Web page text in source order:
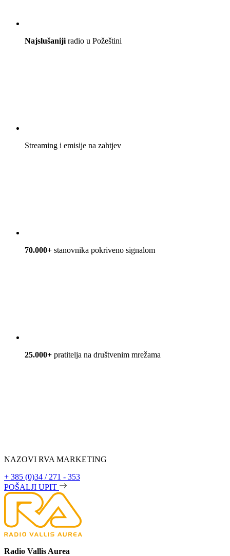
Najslušaniji radio u Požeštini
Streaming i emisije na zahtjev
70.000+ stanovnika pokriveno signalom
25.000+ pratitelja na društvenim mrežama
NAZOVI RVA MARKETING
+ 385 (0)34 / 271 - 353
POŠALJI UPIT
Radio Vallis Aurea